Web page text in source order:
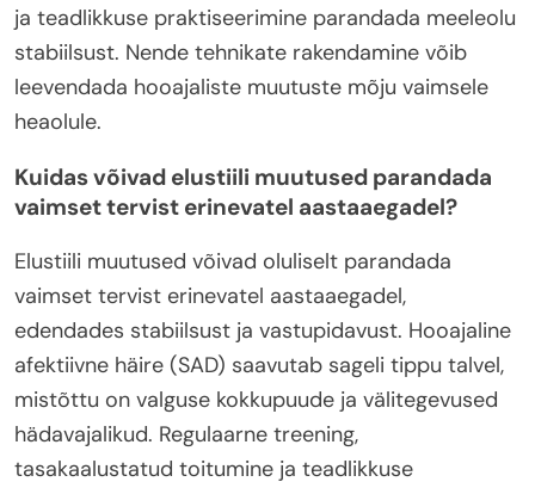
ja teadlikkuse praktiseerimine parandada meeleolu
stabiilsust. Nende tehnikate rakendamine võib
leevendada hooajaliste muutuste mõju vaimsele
heaolule.
Kuidas võivad elustiili muutused parandada
vaimset tervist erinevatel aastaaegadel?
Elustiili muutused võivad oluliselt parandada
vaimset tervist erinevatel aastaaegadel,
edendades stabiilsust ja vastupidavust. Hooajaline
afektiivne häire (SAD) saavutab sageli tippu talvel,
mistõttu on valguse kokkupuude ja välitegevused
hädavajalikud. Regulaarne treening,
tasakaalustatud toitumine ja teadlikkuse